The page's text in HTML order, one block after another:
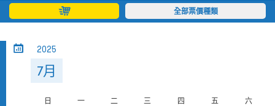
EN 全部票價種類
2025
7月
日 一 二 三 四 五 六